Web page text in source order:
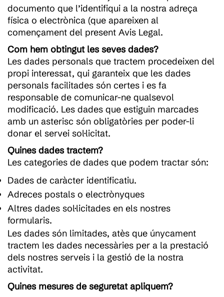
documento que l’identifiqui a la nostra adreça
física o electrònica (que apareixen al
començament del present Avis Legal.
Com hem obtingut les seves dades?
Les dades personals que tractem procedeixen del
propi interessat, qui garanteix que les dades
personals facilitades són certes i es fa
responsable de comunicar-ne qualsevol
modificació. Les dades que estiguin marcades
amb un asterisc són obligatòries per poder-li
donar el servei sol·licitat.
Quines dades tractem?
Les categories de dades que podem tractar són:
Dades de caràcter identificatiu.
Adreces postals o electrònyques
Altres dades sol·licitades en els nostres
formularis.
Les dades són limitades, atès que únycament
tractem les dades necessàries per a la prestació
dels nostres serveis i la gestió de la nostra
activitat.
Quines mesures de seguretat apliquem?